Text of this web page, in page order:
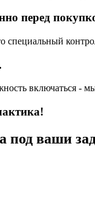
перед
включаться -
под ваши